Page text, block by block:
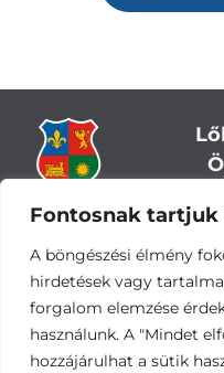
Fontosnak tartjuk
A böngészési élmény
hirdetések vagy
forgalom elemzése
használunk. A "Mindet
hozzájárulhat a sütik
Cím:5743
Központi
E-mail:
Adatvédelemi